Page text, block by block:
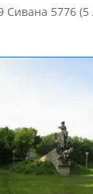
Сивана 5776